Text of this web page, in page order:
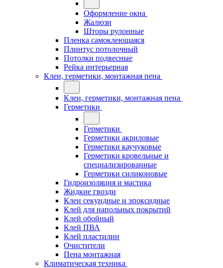
Оформление окна
Жалюзи
Шторы рулонные
Пленка самоклеющаяся
Плинтус потолочный
Потолки подвесные
Рейка интерьерная
Клеи, герметики, монтажная пена
Клеи, герметики, монтажная пена
Герметики
Герметики
Герметики акриловые
Герметики каучуковые
Герметики кровельные и
специализированные
Герметики силиконовые
Гидроизоляция и мастика
Жидкие гвозди
Клеи секундные и эпоксидные
Клей для напольных покрытий
Клей обойный
Клей ПВА
Клей пластилин
Очистители
Пена монтажная
Климатическая техника